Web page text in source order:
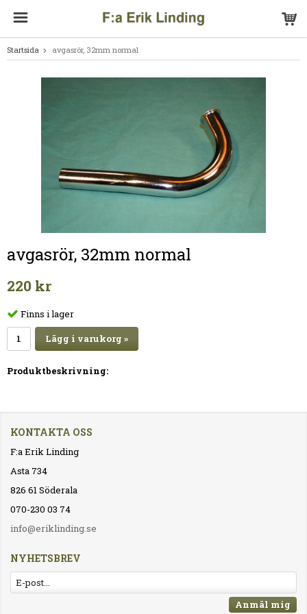
Startsida avgasrör, 32mm normal
avgasrör, 32mm normal
220 kr
Finns i lager
Lägg i varukorg »
Produktbeskrivning:
KONTAKTA OSS
F:a Erik Linding
Asta 734
826 61 Söderala
070-230 03 74
info@eriklinding.se
NYHETSBREV
Anmäl mig